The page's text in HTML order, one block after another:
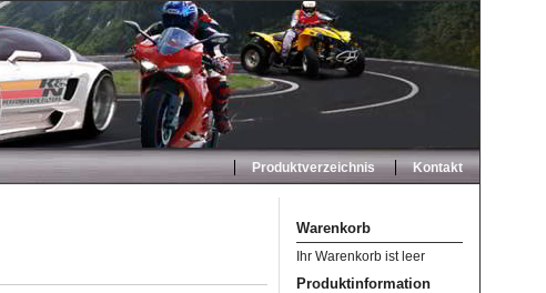
Produktverzeichnis Kontakt
Warenkorb
Ihr Warenkorb ist leer
Produktinformation